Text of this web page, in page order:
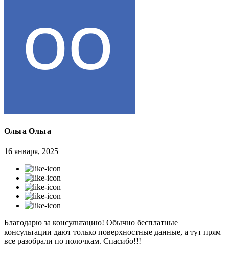
Ольга Ольга
16 января, 2025
Благодарю за консультацию! Обычно бесплатные
консультации дают только поверхностные данные, а тут прям
все разобрали по полочкам. Спасибо!!!